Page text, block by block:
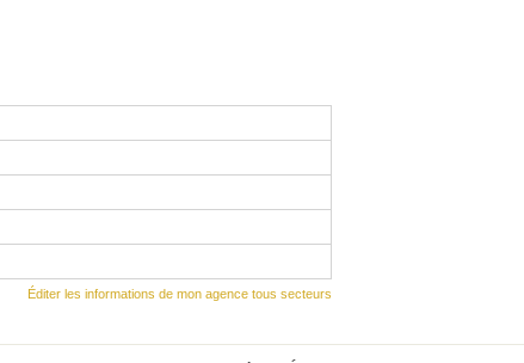
Éditer les informations de mon agence tous secteurs